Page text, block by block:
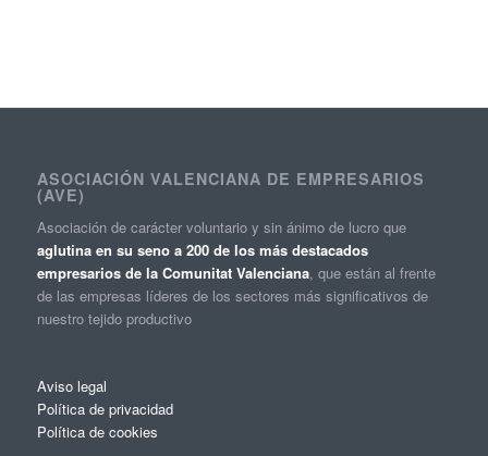
ASOCIACIÓN VALENCIANA DE EMPRESARIOS
(AVE)
Asociación de carácter voluntario y sin ánimo de lucro que
aglutina en su seno a 200 de los más destacados
empresarios de la Comunitat Valenciana, que están al frente
de las empresas líderes de los sectores más significativos de
nuestro tejido productivo
Aviso legal
Política de privacidad
Política de cookies